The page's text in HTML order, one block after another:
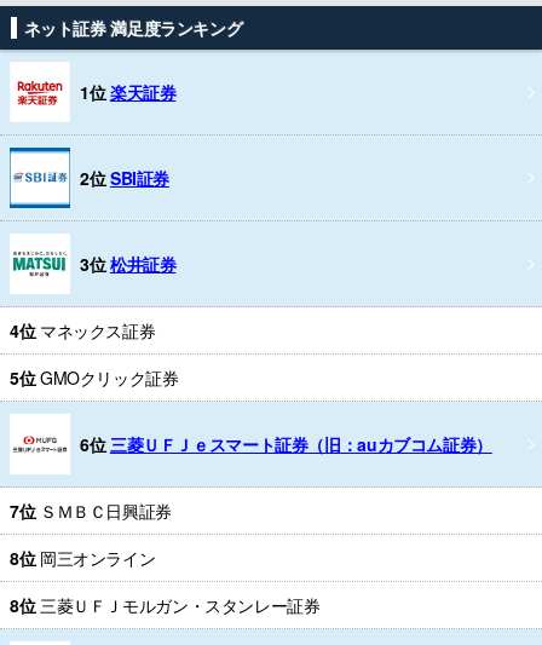
ネット証券 満足度ランキング
1位楽天証券
2位SBI証券
3位松井証券
4位 マネックス証券
5位GMOクリック証券
6位 三菱ＵＦＪｅスマート証券（旧：auカブコム証券）
7位 ＳＭＢＣ日興証券
8位 岡三オンライン
8位 三菱ＵＦＪモルガン・スタンレー証券